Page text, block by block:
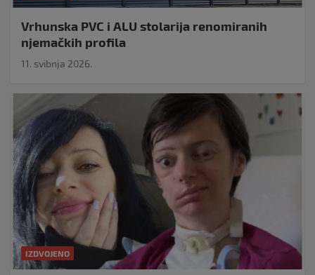
Vrhunska PVC i ALU stolarija renomiranih
njemačkih profila
11. svibnja 2026.
IZDVOJENO